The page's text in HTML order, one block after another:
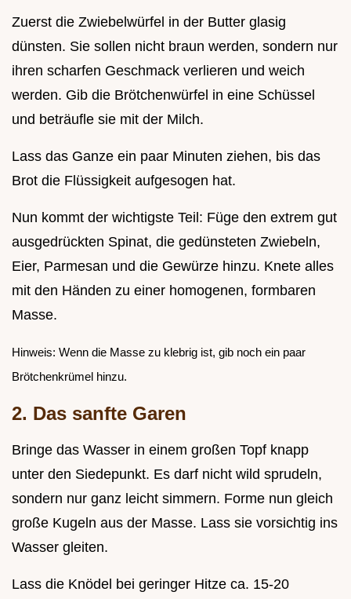
Zuerst die Zwiebelwürfel in der Butter glasig
dünsten. Sie sollen nicht braun werden, sondern nur
ihren scharfen Geschmack verlieren und weich
werden. Gib die Brötchenwürfel in eine Schüssel
und beträufle sie mit der Milch.
Lass das Ganze ein paar Minuten ziehen, bis das
Brot die Flüssigkeit aufgesogen hat.
Nun kommt der wichtigste Teil: Füge den extrem gut
ausgedrückten Spinat, die gedünsteten Zwiebeln,
Eier, Parmesan und die Gewürze hinzu. Knete alles
mit den Händen zu einer homogenen, formbaren
Masse.
Hinweis: Wenn die Masse zu klebrig ist, gib noch ein paar
Brötchenkrümel hinzu.
2. Das sanfte Garen
Bringe das Wasser in einem großen Topf knapp
unter den Siedepunkt. Es darf nicht wild sprudeln,
sondern nur ganz leicht simmern. Forme nun gleich
große Kugeln aus der Masse. Lass sie vorsichtig ins
Wasser gleiten.
Lass die Knödel bei geringer Hitze ca. 15-20